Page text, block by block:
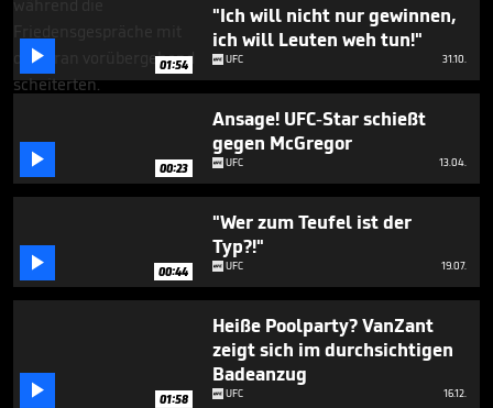
seconds
 01:54
"Ich will nicht nur gewinnen,
ich will Leuten weh tun!"
UFC 31.10.
 00:23
Ansage! UFC-Star schießt
gegen McGregor
UFC 13.04.
 00:44
"Wer zum Teufel ist der
Typ?!"
UFC 19.07.
 01:58
Heiße Poolparty? VanZant
zeigt sich im durchsichtigen
Badeanzug
UFC 16.12.